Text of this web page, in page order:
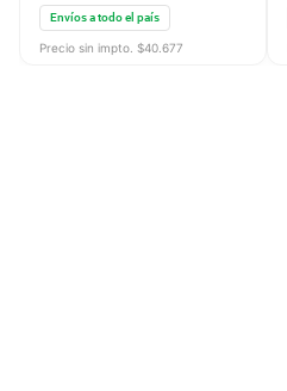
Envíos a todo el país
Precio sin impto. $40.677